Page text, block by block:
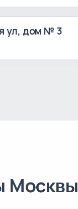
ул, дом № 3
Москвы